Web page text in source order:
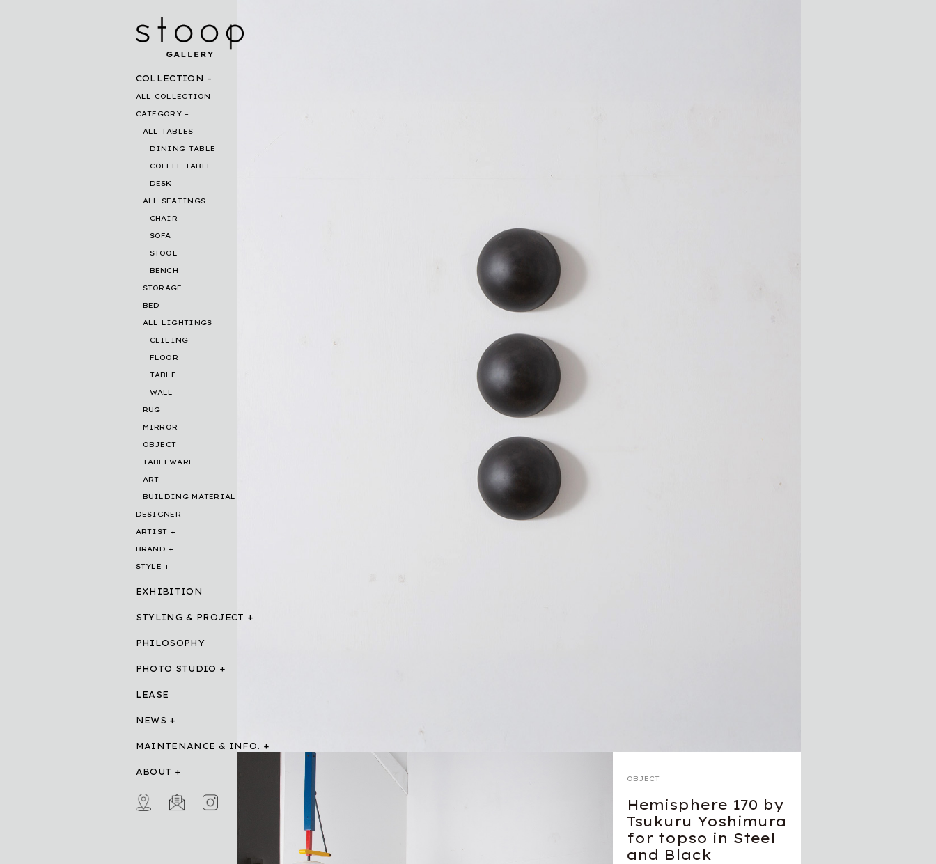
COLLECTION
ALL COLLECTION
CATEGORY
ALL TABLES
DINING TABLE
COFFEE TABLE
DESK
ALL SEATINGS
CHAIR
SOFA
STOOL
BENCH
STORAGE
BED
ALL LIGHTINGS
CEILING
FLOOR
TABLE
WALL
RUG
MIRROR
OBJECT
TABLEWARE
ART
BUILDING MATERIAL
DESIGNER
ARTIST
BRAND
STYLE
EXHIBITION
STYLING & PROJECT
PHILOSOPHY
PHOTO STUDIO
LEASE
NEWS
MAINTENANCE & INFO.
ABOUT
OBJECT
Hemisphere 170 by
Tsukuru Yoshimura
for topso in Steel
and Black